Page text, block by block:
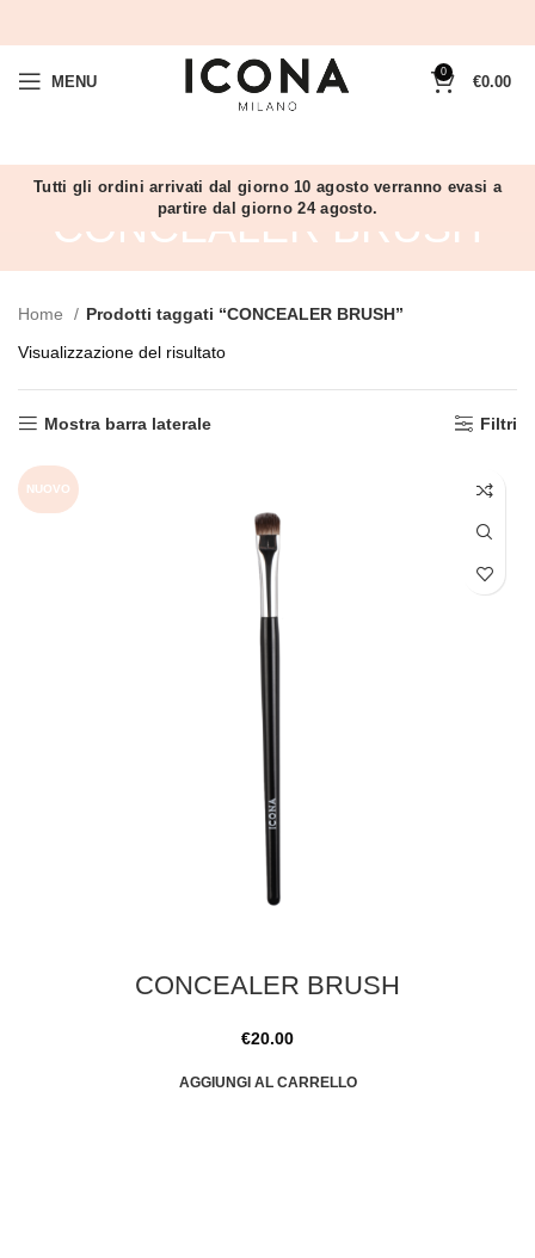
MENU
0
€0.00
Tutti gli ordini arrivati dal giorno 10 agosto verranno evasi a
partire dal giorno 24 agosto.
CONCEALER BRUSH
Home
Prodotti taggati “CONCEALER BRUSH”
Visualizzazione del risultato
Mostra barra laterale Filtri
NUOVO
CONCEALER BRUSH
€20.00
AGGIUNGI AL CARRELLO